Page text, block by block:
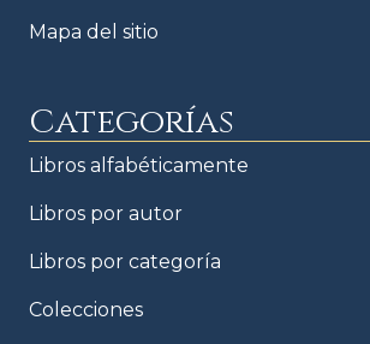
Mapa del sitio
Categorías
Libros alfabéticamente
Libros por autor
Libros por categoría
Colecciones